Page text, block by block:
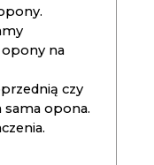
na
czy
sama opona.